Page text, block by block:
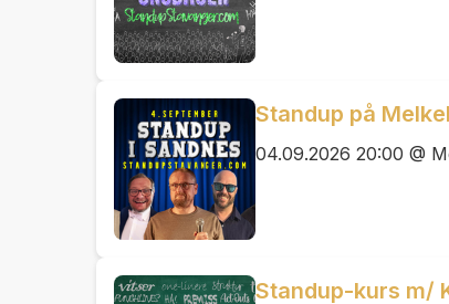
Standup på
04.09.2026 20:00 @
Standup-kurs m/